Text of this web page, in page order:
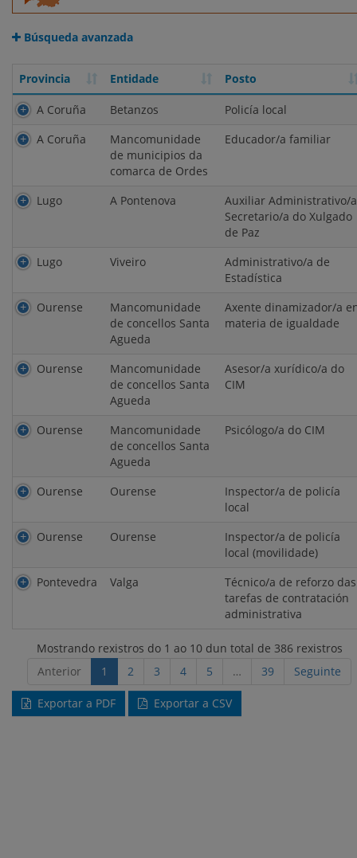
Búsqueda avanzada
Provincia Entidade
Posto
Provincia
Entidade Posto
A Coruña Betanzos
Policía local
A Coruña
Mancomunidade
de municipios da
comarca de Ordes
Educador/a familiar
Lugo A Pontenova
Auxiliar Administrativo/a
Secretario/a do Xulgado
de Paz
Lugo
Viveiro
Administrativo/a de
Estadística
Ourense
Mancomunidade
de concellos Santa
Agueda
Axente dinamizador/a
materia de igualdade
Ourense
Mancomunidade
de concellos Santa
Agueda
Asesor/a xurídico/a do
CIM
Ourense
Mancomunidade
de concellos Santa
Agueda
Psicólogo/a do CIM
Ourense Ourense
Inspector/a de policía
local
Ourense
Ourense
Inspector/a de policía
local (movilidade)
Pontevedra
Valga
Técnico/a de reforzo das
tarefas de contratación
administrativa
Mostrando rexistros do 1 ao 10 dun total de 386 rexistros
Anterior
1 2 3 4 5 … 39 Seguinte
Exportar a PDF Exportar a CSV